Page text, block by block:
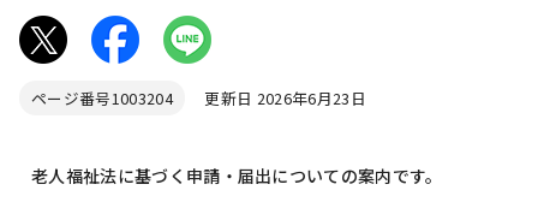
ページ番号1003204 更新日 2026年6月23日
老人福祉法に基づく申請・届出についての案内です。